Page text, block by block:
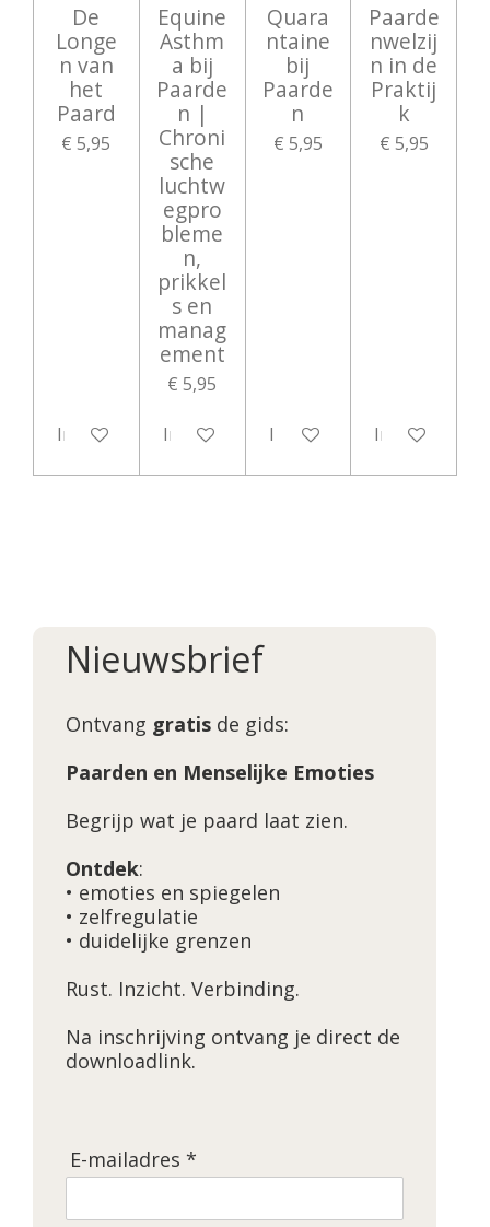
De
Longe
n van
het
Paard
€ 5,95
In winkelwagen
Equine
Asthm
a bij
Paarde
n |
Chroni
sche
luchtw
egpro
bleme
n,
prikkel
s en
manag
ement
€ 5,95
In winkelwagen
Quara
ntaine
bij
Paarde
n
€ 5,95
In winkelwagen
Paarde
nwelzij
n in de
Praktij
k
€ 5,95
In
Nieuwsbrief
Ontvang gratis de gids:
Paarden en Menselijke Emoties
Begrijp wat je paard laat zien.
Ontdek:
• emoties en spiegelen
• zelfregulatie
• duidelijke grenzen
Rust. Inzicht. Verbinding.
Na inschrijving ontvang je direct de
downloadlink.
E-mailadres *